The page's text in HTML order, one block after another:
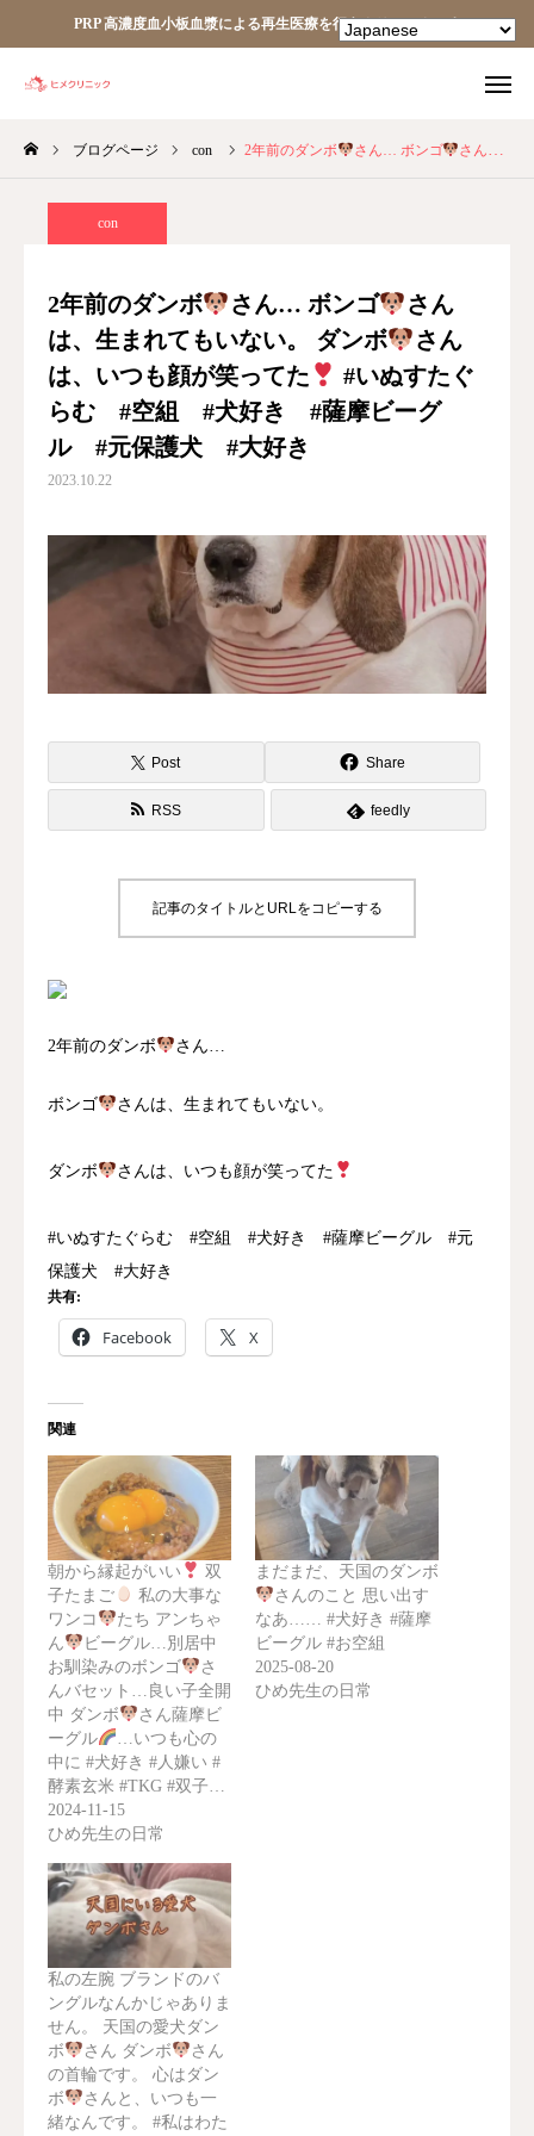
PRP 高濃度血小板血漿による再生医療を行うクリニックです
ブログページ con 2年前のダンボ さん… ボンゴ さんは、生まれてもいない。 ダンボ
con
2年前のダンボ さん… ボンゴ
さん
は、生まれてもいない。 ダンボ
さん
は、いつも顔が笑ってた
#いぬすたぐ
らむ #空組 #犬好き #薩摩ビーグ
ル #元保護犬 #大好き
2023.10.22
Post Share
RSS feedly
記事のタイトルとURLをコピーする
2年前のダンボ さん…
ボンゴ さんは、生まれてもいない。
ダンボ さんは、いつも顔が笑ってた
#いぬすたぐらむ #空組 #犬好き #薩摩ビーグル #元
保護犬 #大好き
共有:
Facebook X
関連
朝から縁起がいい
双
子たまご
私の大事な
ワンコ
たち アンちゃ
ん
ビーグル…別居中
お馴染みのボンゴ
さ
んバセット…良い子全開
中 ダンボ
さん薩摩ビ
ーグル
…いつも心の
中に #犬好き #人嫌い #
酵素玄米 #TKG #双子…
2024-11-15
ひめ先生の日常
まだまだ、天国のダンボ
さんのこと 思い出す
なあ…… #犬好き #薩摩
ビーグル #お空組
2025-08-20
ひめ先生の日常
私の左腕 ブランドのバ
ングルなんかじゃありま
せん。 天国の愛犬ダン
ボ
さん ダンボ
さん
の首輪です。 心はダン
ボ
さんと、いつも一
緒なんです。 #私はわた
TEL facebook
Instagram
あなたの細胞が、あなたを治す。
ヒメクリニック
ヒメクリニック通信
Contents
第三種再生医療
再生医療ネットワーク